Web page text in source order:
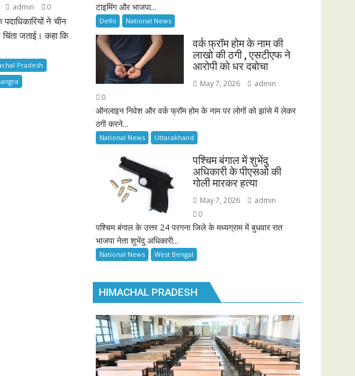
admin 0
ने चीन
चिंता जताई। कहा कि
Pradesh
टाइमिंग और भाजपा...
Delhi National News
वर्क फ्रॉम होम के नाम की
लाखो की ठगी , एसटीएफ ने
आरोपी को धर दबोचा
May 7, 2026
admin
0
ऑनलाइन निवेश और वर्क फ्रॉम होम के नाम पर लोगों को झांसे में लेकर
ठगी करने...
National News Uttarakhand
पश्चिम बंगाल में शुभेंदु
अधिकारी के पीएसओ की
गोली मारकर हत्या
May 7, 2026
admin
0
पश्चिम बंगाल के उत्तर 24 परगना जिले के मध्यग्राम में बुधवार रात
भाजपा नेता शुभेंदु अधिकारी...
National News West Bengal
HIMACHAL PRADESH